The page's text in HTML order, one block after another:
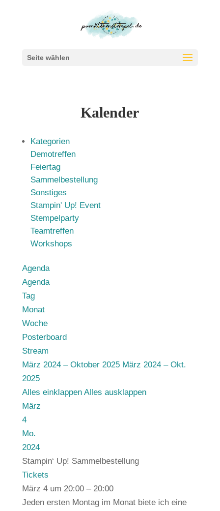
Seite wählen
Kalender
Kategorien
Demotreffen
Feiertag
Sammelbestellung
Sonstiges
Stampin' Up! Event
Stempelparty
Teamtreffen
Workshops
Agenda
Agenda
Tag
Monat
Woche
Posterboard
Stream
März 2024 – Oktober 2025 März 2024 – Okt.
2025
Alles einklappen Alles ausklappen
März
4
Mo.
2024
Stampin‘ Up! Sammelbestellung
Tickets
März 4 um 20:00 – 20:00
Jeden ersten Montag im Monat biete ich eine